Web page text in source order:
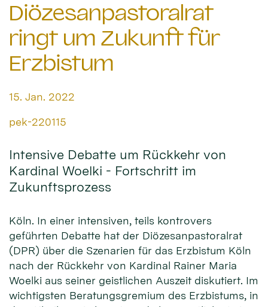
Diözesanpastoralrat
ringt um Zukunft für
Erzbistum
Datum:
15. Jan. 2022
Von:
pek-220115
Intensive Debatte um Rückkehr von
Kardinal Woelki - Fortschritt im
Zukunftsprozess
Köln. In einer intensiven, teils kontrovers
geführten Debatte hat der Diözesanpastoralrat
(DPR) über die Szenarien für das Erzbistum Köln
nach der Rückkehr von Kardinal Rainer Maria
Woelki aus seiner geistlichen Auszeit diskutiert. Im
wichtigsten Beratungsgremium des Erzbistums, in